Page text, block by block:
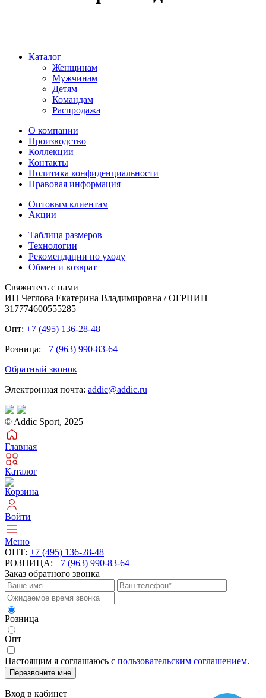
Каталог
Женщинам
Мужчинам
Детям
Командам
Распродажа
О компании
Производство
Коллекции
Контакты
Политика конфиденциальности
Правовая информация
Оптовым клиентам
Акции
Таблица размеров
Технологии
Рекомендации по уходу
Обмен и возврат
Свяжитесь с нами
ИП Чеглова Екатерина Владимировна / ОГРНИП
317774600555285
Опт: +7 (495) 136-28-48
Розница: +7 (963) 990-83-64
Обратный звонок
Электронная почта: addic@addic.ru
© Addic Sport, 2025
Главная
Каталог
Корзина
Войти
Меню
ОПТ: +7 (495) 136-28-48
РОЗНИЦА: +7 (963) 990-83-64
Заказ обратного звонка
Розница
Опт
Настоящим я соглашаюсь с пользовательским соглашением.
Перезвоните мне
Вход в кабинет